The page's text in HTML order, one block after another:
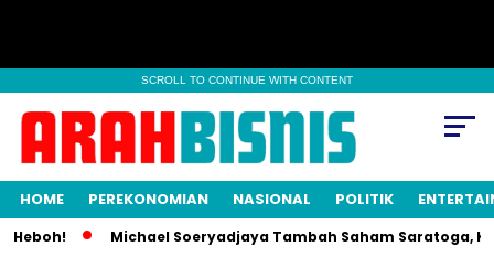
SCROLL TO CONTINUE WITH CONTENT
HOME PEREKONOMIAN NASIONAL POLITIK
Michael Soeryadjaya Tambah Saham Saratoga,